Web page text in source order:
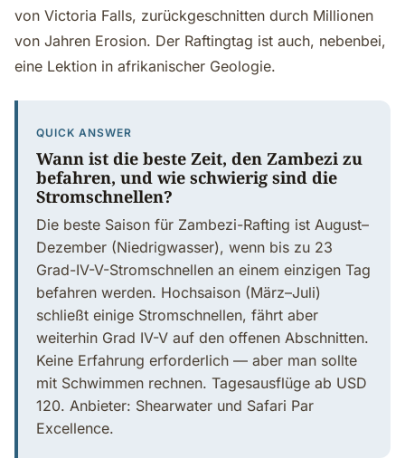
von Victoria Falls, zurückgeschnitten durch Millionen
von Jahren Erosion. Der Raftingtag ist auch, nebenbei,
eine Lektion in afrikanischer Geologie.
QUICK ANSWER
Wann ist die beste Zeit, den Zambezi zu
befahren, und wie schwierig sind die
Stromschnellen?
Die beste Saison für Zambezi-Rafting ist August–
Dezember (Niedrigwasser), wenn bis zu 23
Grad-IV-V-Stromschnellen an einem einzigen Tag
befahren werden. Hochsaison (März–Juli)
schließt einige Stromschnellen, fährt aber
weiterhin Grad IV-V auf den offenen Abschnitten.
Keine Erfahrung erforderlich — aber man sollte
mit Schwimmen rechnen. Tagesausflüge ab USD
120. Anbieter: Shearwater und Safari Par
Excellence.